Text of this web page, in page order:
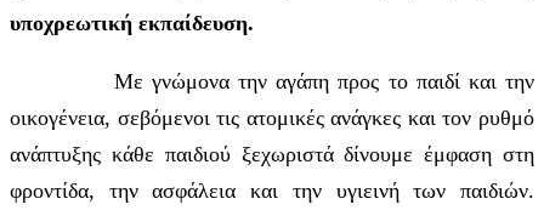
υποχρεωτική εκπαίδευση.
Με γνώμονα την αγάπη προς το παιδί και την
οικογένεια, σεβόμενοι τις ατομικές ανάγκες και τον ρυθμό
ανάπτυξης κάθε παιδιού ξεχωριστά δίνουμε έμφαση στη
φροντίδα, την ασφάλεια και την υγιεινή των παιδιών.